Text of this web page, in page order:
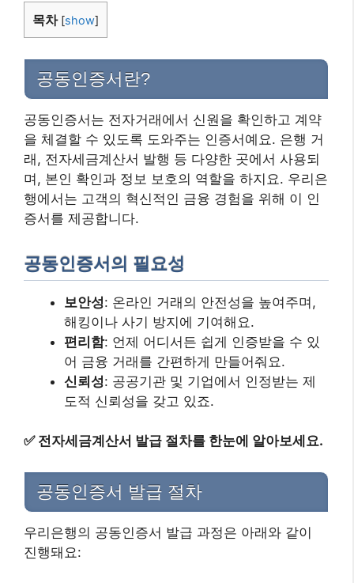
목차 [show]
공동인증서란?
공동인증서는 전자거래에서 신원을 확인하고 계약
을 체결할 수 있도록 도와주는 인증서예요. 은행 거
래, 전자세금계산서 발행 등 다양한 곳에서 사용되
며, 본인 확인과 정보 보호의 역할을 하지요. 우리은
행에서는 고객의 혁신적인 금융 경험을 위해 이 인
증서를 제공합니다.
공동인증서의 필요성
보안성: 온라인 거래의 안전성을 높여주며,
해킹이나 사기 방지에 기여해요.
편리함: 언제 어디서든 쉽게 인증받을 수 있
어 금융 거래를 간편하게 만들어줘요.
신뢰성: 공공기관 및 기업에서 인정받는 제
도적 신뢰성을 갖고 있죠.
✅ 전자세금계산서 발급 절차를 한눈에 알아보세요.
공동인증서 발급 절차
우리은행의 공동인증서 발급 과정은 아래와 같이
진행돼요: